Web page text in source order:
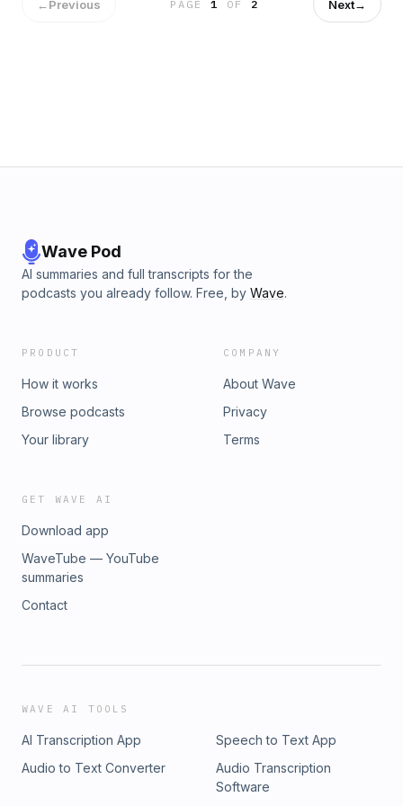
←Previous PAGE1 OF 2 Next→
Wave Pod
AI summaries and full transcripts for the
podcasts you already follow. Free, by Wave.
PRODUCT
How it works
Browse podcasts
Your library
COMPANY
About Wave
Privacy
Terms
GET WAVE AI
Download app
WaveTube — YouTube
summaries
Contact
WAVE AI TOOLS
AI Transcription App
Speech to Text App
Audio to Text Converter
Audio Transcription
Software